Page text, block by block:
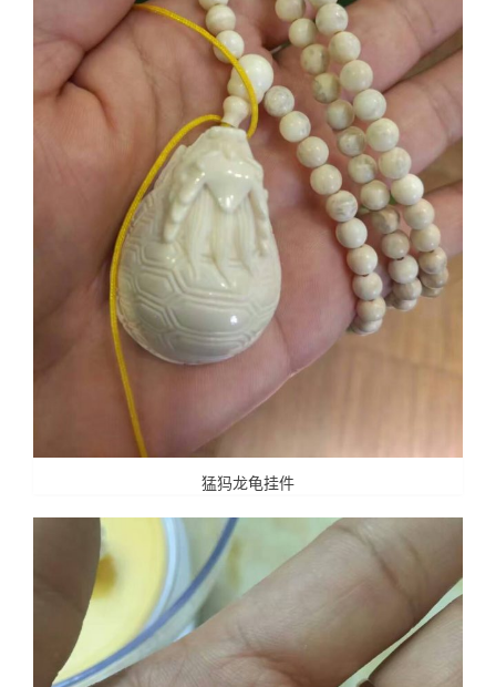
猛犸龙龟挂件